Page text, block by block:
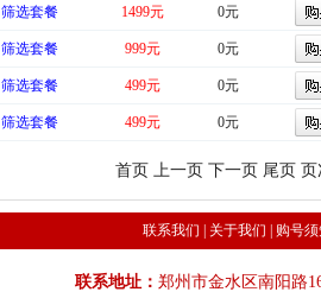
筛选套餐 1499元 0元
筛选套餐 999元 0元
筛选套餐 499元 0元
筛选套餐 499元 0元
首页 上一页 下一页 尾页页
联系我们 关于我们 购号
联系地址： 郑州市金水区南阳路